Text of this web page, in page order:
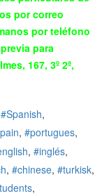
por correo
por teléfono
para
167, 3º 2ª,
Spanish
portugues
inglés
chinese
turkisk